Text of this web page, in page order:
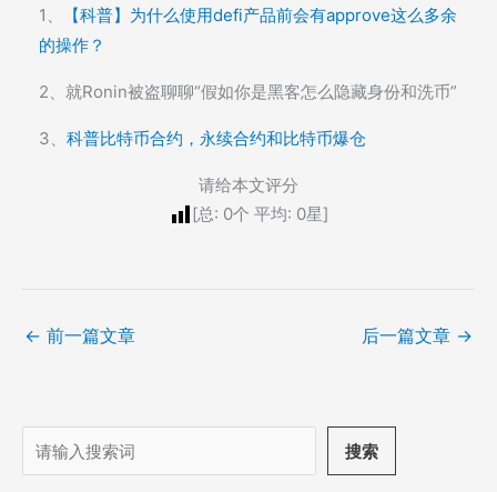
1、
【科普】为什么使用defi产品前会有approve这么多余
的操作？
2、就Ronin被盗聊聊“假如你是黑客怎么隐藏身份和洗币”
3、 科普比特币合约，永续合约和比特币爆仓
请给本文评分
[总: 0个 平均: 0星]
← 前一篇文章 后一篇文章 →
搜
索
搜索